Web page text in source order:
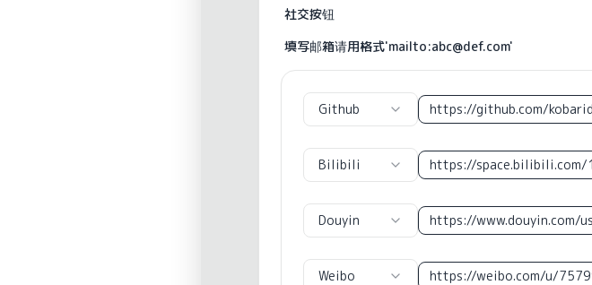
社交按钮
填写邮箱请用格式'mailto:abc@def.com'
Github
Bilibili
Douyin
Weibo